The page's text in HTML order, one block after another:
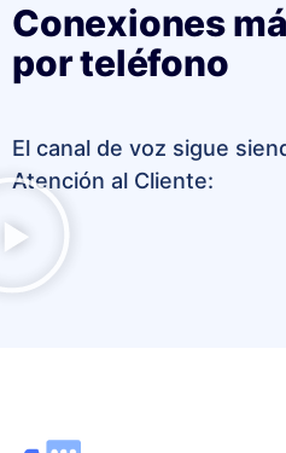
Conexiones
por teléfono
El canal de voz sigue
Atención al Cliente: